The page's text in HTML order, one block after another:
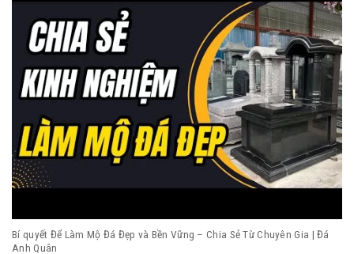
Bí quyết Để Làm Mộ Đá Đẹp và Bền Vững – Chia Sẻ Từ Chuyên Gia | Đá
Anh Quân